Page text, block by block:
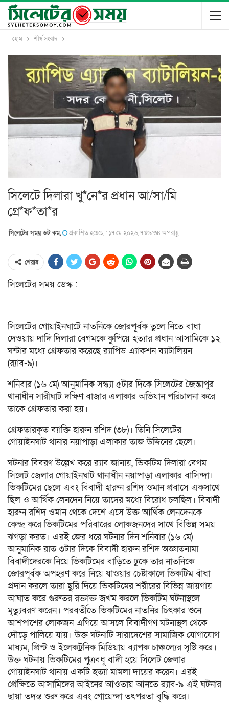
হোম শীর্ষ সংবাদ
সিলেটে দিলারা খু*নে*র প্রধান আ/সা/মি
গ্রে*ফ*তা*র
সিলেটের সময় ডট কম, প্রকাশিত হয়েছে : ১৭ মে ২০২৬, ৭:৫৯:৩৪ অপরাহ্ণ
শেয়ার
সিলেটের সময় ডেস্ক :
সিলেটের গোয়াইনঘাটে নাতনিকে জোরপূর্বক তুলে নিতে বাধা
দেওয়ায় দাদি দিলারা বেগমকে কুপিয়ে হত্যার প্রধান আসামিকে ১২
ঘন্টার মধ্যে গ্রেফতার করেছে র‌্যাপিড এ্যাকশন ব্যাটালিয়ন
(র‌্যাব-৯)।
শনিবার (১৬ মে) আনুমানিক সন্ধ্যা ৫টার দিকে সিলেটের জৈন্তাপুর
থানাধীন সারীঘাট দক্ষিণ বাজার এলাকার অভিযান পরিচালনা করে
তাকে গ্রেফতার করা হয়।
গ্রেফতারকৃত ব্যাক্তি হারুন রশিদ (৩৮)। তিনি সিলেটের
গোয়াইনঘাট থানার নয়াপাড়া এলাকার তাজ উদ্দিনের ছেলে।
ঘটনার বিবরণ উল্লেখ করে র‌্যাব জানায়, ভিকটিম দিলারা বেগম
সিলেট জেলার গোয়াইনঘাট থানাধীন নয়াপাড়া এলাকার বাসিন্দা।
ভিকটিমের ছেলে এবং বিবাদী হারুন রশিদ ওমান প্রবাসে একসাথে
ছিল ও আর্থিক লেনদেন নিয়ে তাদের মধ্যে বিরোধ চলছিল। বিবাদী
হারুন রশিদ ওমান থেকে দেশে এসে উক্ত আর্থিক লেনদেনকে
কেন্দ্র করে ভিকটিমের পরিবারের লোকজনদের সাথে বিভিন্ন সময়
ঝগড়া করত। এরই জের ধরে ঘটনার দিন শনিবার (১৬ মে)
আনুমানিক রাত ৩টার দিকে বিবাদী হারুন রশিদ অজ্ঞাতনামা
বিবাদীদেরকে নিয়ে ভিকটিমের বাড়িতে ঢুকে তার নাতনিকে
জোরপূর্বক অপহরণ করে নিয়ে যাওয়ার চেষ্টাকালে ভিকটিম বাঁধা
প্রদান করলে তারা ছুরি দিয়ে ভিকটিমের শরীরের বিভিন্ন জায়গায়
আঘাত করে গুরুতর রক্তাক্ত জখম করলে ভিকটিম ঘটনাস্থলে
মৃত্যুবরণ করেন। পরবর্তীতে ভিকটিমের নাতনির চিৎকার শুনে
আশপাশের লোকজন এগিয়ে আসলে বিবাদীগণ ঘটনাস্থল থেকে
দৌড়ে পালিয়ে যায়। উক্ত ঘটনাটি সারাদেশের সামাজিক যোগাযোগ
মাধ্যম, প্রিন্ট ও ইলেকট্রনিক মিডিয়ায় ব্যাপক চাঞ্চল্যের সৃষ্টি করে।
উক্ত ঘটনায় ভিকটিমের পুত্রবধূ বাদী হয়ে সিলেট জেলার
গোয়াইনঘাট থানায় একটি হত্যা মামলা দায়ের করেন। এরই
প্রেক্ষিতে আসামিদের আইনের আওতায় আনতে র‌্যাব-৯ এই ঘটনার
ছায়া তদন্ত শুরু করে এবং গোয়েন্দা তৎপরতা বৃদ্ধি করে।